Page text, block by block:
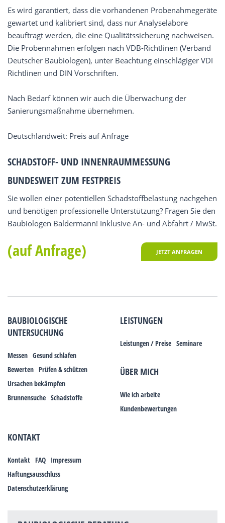
Es wird garantiert, dass die vorhandenen Probenahmegeräte
gewartet und kalibriert sind, dass nur Analyselabore
beauftragt werden, die eine Qualitätssicherung nachweisen.
Die Probennahmen erfolgen nach VDB-Richtlinen (Verband
Deutscher Baubiologen), unter Beachtung einschlägiger VDI
Richtlinen und DIN Vorschriften.
Nach Bedarf können wir auch die Überwachung der
Sanierungsmaßnahme übernehmen.
Deutschlandweit: Preis auf Anfrage
SCHADSTOFF- UND INNENRAUMMESSUNG
BUNDESWEIT ZUM FESTPREIS
Sie wollen einer potentiellen Schadstoffbelastung nachgehen
und benötigen professionelle Unterstützung? Fragen Sie den
Baubiologen Baldermann! Inklusive An- und Abfahrt / MwSt.
(auf Anfrage) JETZT ANFRAGEN
BAUBIOLOGISCHE
UNTERSUCHUNG
Messen Gesund schlafen
Bewerten Prüfen & schützen
Ursachen bekämpfen
Brunnensuche Schadstoffe
LEISTUNGEN
Leistungen / Preise Seminare
ÜBER MICH
Wie ich arbeite
Kundenbewertungen
KONTAKT
Kontakt FAQ Impressum
Haftungsausschluss
Datenschutzerklärung